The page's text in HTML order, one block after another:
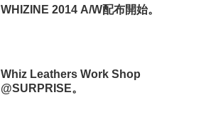
WHIZINE 2014 A/W配布開始。
Whiz Leathers Work Shop
@SURPRISE。